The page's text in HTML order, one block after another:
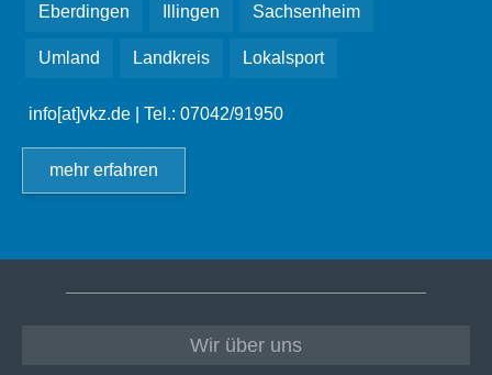
Eberdingen Illingen Sachsenheim
Umland Landkreis Lokalsport
info[at]vkz.de | Tel.: 07042/91950
mehr erfahren
Wir über uns